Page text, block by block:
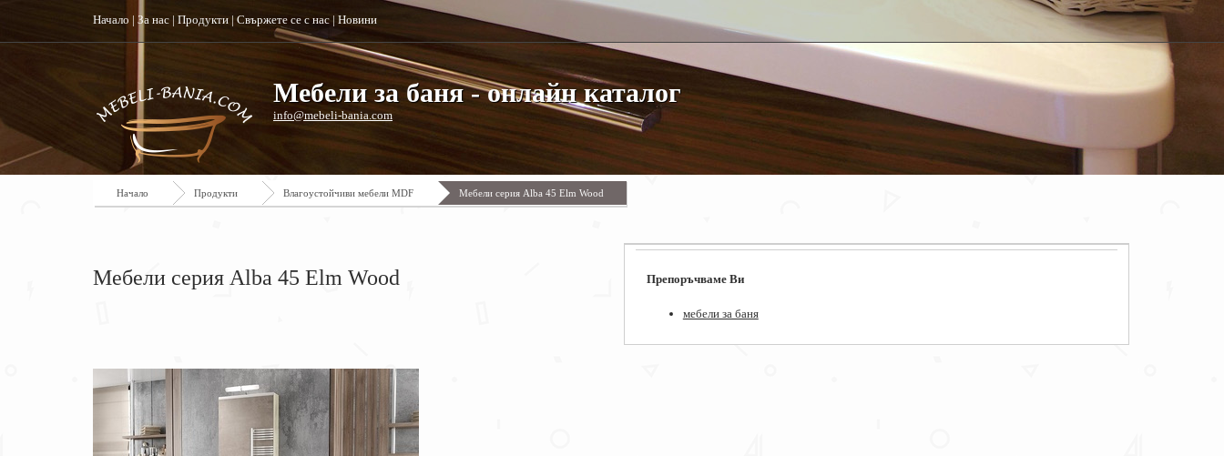
Начало | За нас | Продукти | Свържете се с нас | Новини
Мебели за баня - онлайн каталог
info@mebeli-bania.com
Начало Продукти Влагоустойчиви мебели MDF Мебели серия Alba 45 Elm Wood
Мебели серия Alba 45 Elm Wood Препоръчваме Ви
мебели за баня